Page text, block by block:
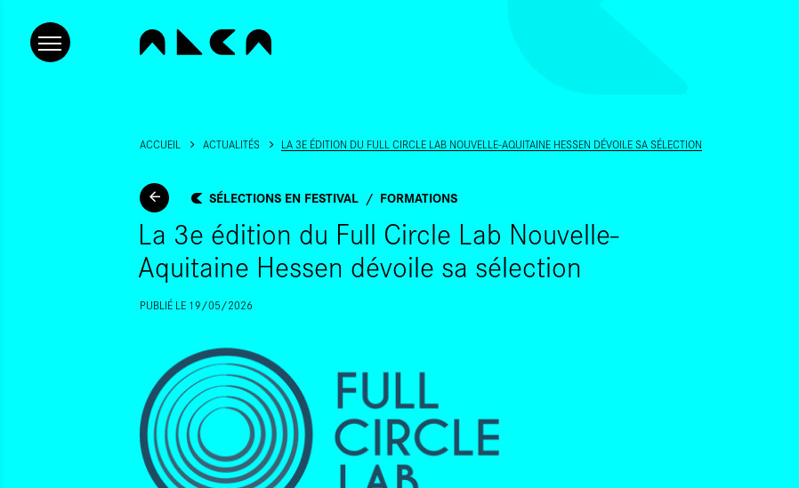
ACCUEIL ACTUALITÉS LA 3E ÉDITION DU FULL CIRCLE LAB NOUVELLE-AQUITAINE HESSEN DÉVOILE SA SÉLECTION
SÉLECTIONS EN FESTIVAL FORMATIONS
La 3e édition du Full Circle Lab Nouvelle-
Aquitaine Hessen dévoile sa sélection
PUBLIÉ LE 19/05/2026